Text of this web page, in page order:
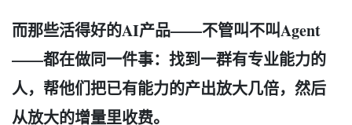
而那些活得好的AI产品——不管叫不叫Agent
——都在做同一件事：找到一群有专业能力的
人，帮他们把已有能力的产出放大几倍，然后
从放大的增量里收费。